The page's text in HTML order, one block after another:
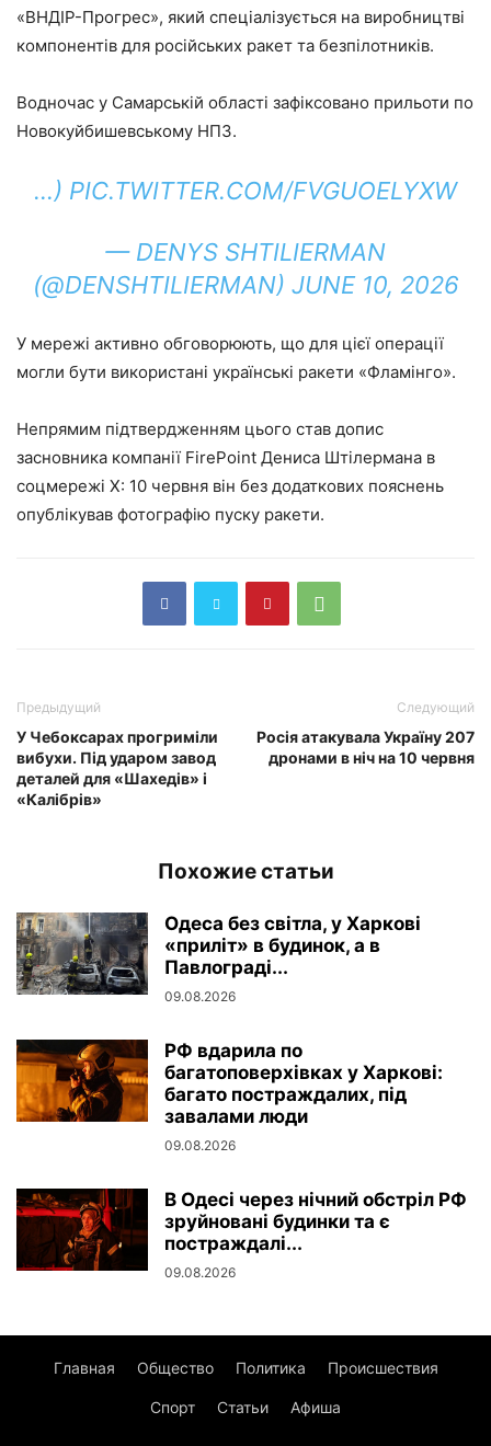
«ВНДІР-Прогрес», який спеціалізується на виробництві
компонентів для російських ракет та безпілотників.
Водночас у Самарській області зафіксовано прильоти по
Новокуйбишевському НПЗ.
…) PIC.TWITTER.COM/FVGUOELYXW
— DENYS SHTILIERMAN
(@DENSHTILIERMAN) JUNE 10, 2026
У мережі активно обговорюють, що для цієї операції
могли бути використані українські ракети «Фламінго».
Непрямим підтвердженням цього став допис
засновника компанії FirePoint Дениса Штілермана в
соцмережі Х: 10 червня він без додаткових пояснень
опублікував фотографію пуску ракети.
Предыдущий
У Чебоксарах прогриміли
вибухи. Під ударом завод
деталей для «Шахедів» і
«Калібрів»
Следующий
Росія атакувала Україну 207
дронами в ніч на 10 червня
Похожие статьи
Одеса без світла, у Харкові
«приліт» в будинок, а в
Павлограді...
09.08.2026
РФ вдарила по
багатоповерхівках у Харкові:
багато постраждалих, під
завалами люди
09.08.2026
В Одесі через нічний обстріл РФ
зруйновані будинки та є
постраждалі...
09.08.2026
Главная Общество Политика Происшествия
Спорт Статьи Афиша